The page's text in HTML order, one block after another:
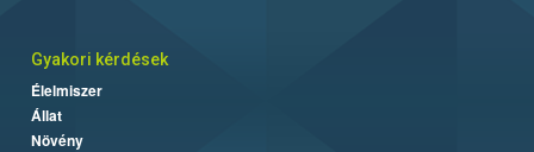
Gyakori kérdések
Élelmiszer
Állat
Növény